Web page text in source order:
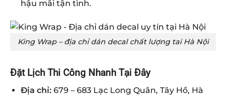
hậu mãi tận tình.
King Wrap – địa chỉ dán decal chất lượng tai Hà Nội
Đặt Lịch Thi Công Nhanh Tại Đây
Địa chỉ:679 – 683 Lạc Long Quân, Tây Hồ, Hà